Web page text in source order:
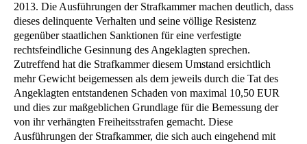
2013. Die Ausführungen der Strafkammer machen deutlich, dass
dieses delinquente Verhalten und seine völlige Resistenz
gegenüber staatlichen Sanktionen für eine verfestigte
rechtsfeindliche Gesinnung des Angeklagten sprechen.
Zutreffend hat die Strafkammer diesem Umstand ersichtlich
mehr Gewicht beigemessen als dem jeweils durch die Tat des
Angeklagten entstandenen Schaden von maximal 10,50 EUR
und dies zur maßgeblichen Grundlage für die Bemessung der
von ihr verhängten Freiheitsstrafen gemacht. Diese
Ausführungen der Strafkammer, die sich auch eingehend mit